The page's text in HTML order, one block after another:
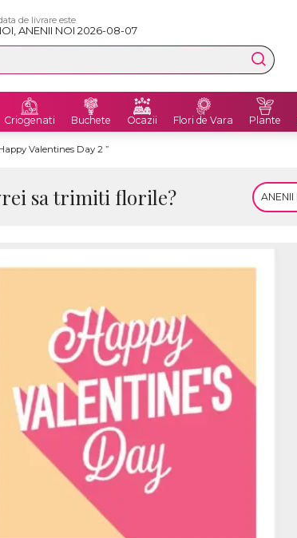
de livrare este
ANENII NOI 2026-08-07
Criogenati Buchete Ocazii Flori de Vara Plante
Valentines Day 2 ”
sa trimiti florile?